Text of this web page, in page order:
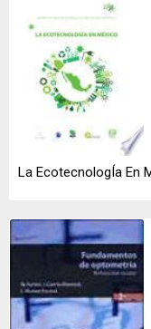
La EcotecnologÍa En